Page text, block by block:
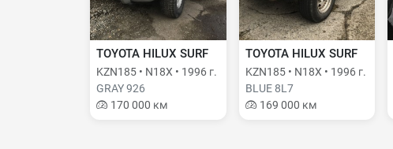
TOYOTA HILUX SURF
KZN185 • N18X • 1996 г.
GRAY 926
170 000 км
TOYOTA HILUX SURF
KZN185 • N18X • 1996 г.
BLUE 8L7
169 000 км